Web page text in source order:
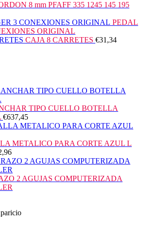
8 mm PFAFF 335 1245 145 195
PEDAL
ORIGINAL
CAJA 8 CARRETES €31,34
TIPO CUELLO BOTELLA
€637,45
METALICO PARA CORTE AZUL L
2 AGUJAS COMPUTERIZADA